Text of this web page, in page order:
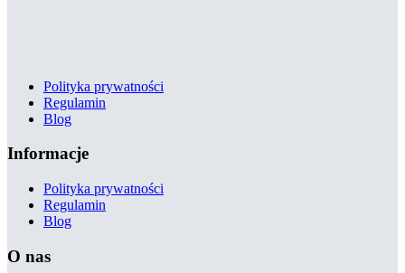
Polityka prywatności
Regulamin
Blog
Informacje
Polityka prywatności
Regulamin
Blog
O nas